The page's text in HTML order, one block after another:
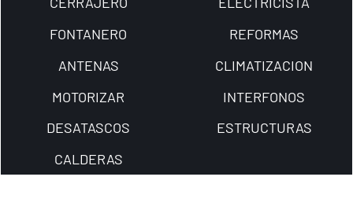
FONTANERO
REFORMAS
ANTENAS
CLIMATIZACION
MOTORIZAR
INTERFONOS
DESATASCOS
ESTRUCTURAS
CALDERAS